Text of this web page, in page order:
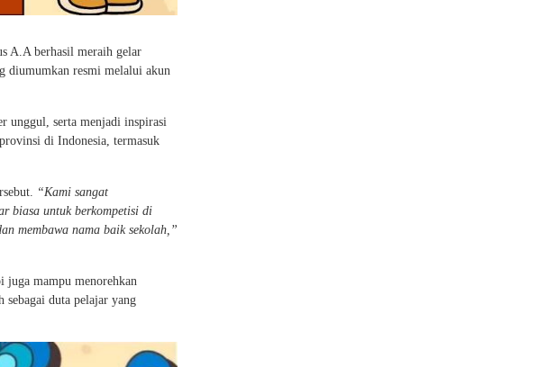
A.A berhasil meraih gelar
diumumkan resmi melalui akun
unggul, serta menjadi inspirasi
di Indonesia, termasuk
“Kami sangat
biasa untuk berkompetisi di
membawa nama baik sekolah,”
juga mampu menorehkan
sebagai duta pelajar yang